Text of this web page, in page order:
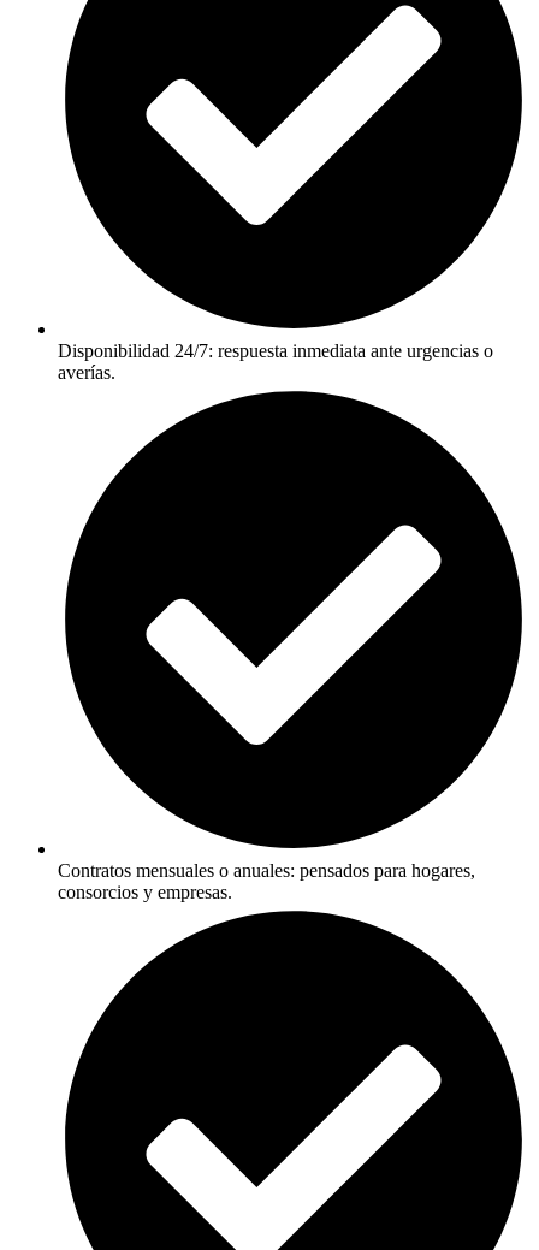
Disponibilidad 24/7: respuesta inmediata ante urgencias o
averías.
Contratos mensuales o anuales: pensados para hogares,
consorcios y empresas.